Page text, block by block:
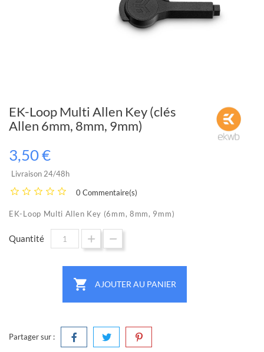
EK-Loop Multi Allen Key (clés
Allen 6mm, 8mm, 9mm)
3,50 €
Livraison 24/48h
0 Commentaire(s)
EK-Loop Multi Allen Key (6mm, 8mm, 9mm)
Quantité
 AJOUTER AU PANIER
Partager sur :